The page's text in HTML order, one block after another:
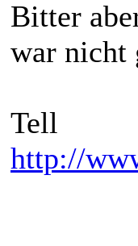
Bitter
war nicht
Tell
http://